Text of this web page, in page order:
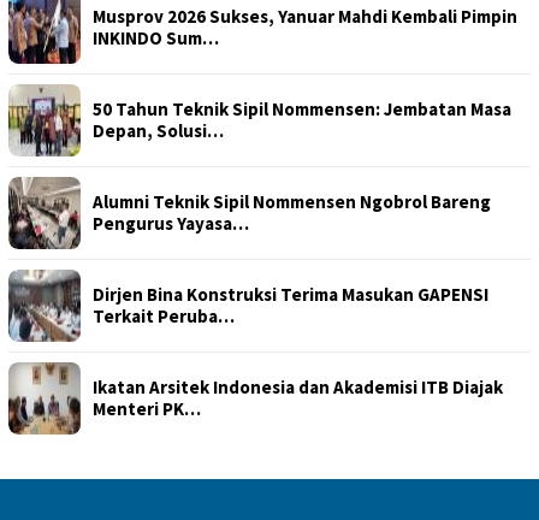
Musprov 2026 Sukses, Yanuar Mahdi Kembali Pimpin
INKINDO Sum…
50 Tahun Teknik Sipil Nommensen: Jembatan Masa
Depan, Solusi…
Alumni Teknik Sipil Nommensen Ngobrol Bareng
Pengurus Yayasa…
Dirjen Bina Konstruksi Terima Masukan GAPENSI
Terkait Peruba…
Ikatan Arsitek Indonesia dan Akademisi ITB Diajak
Menteri PK…